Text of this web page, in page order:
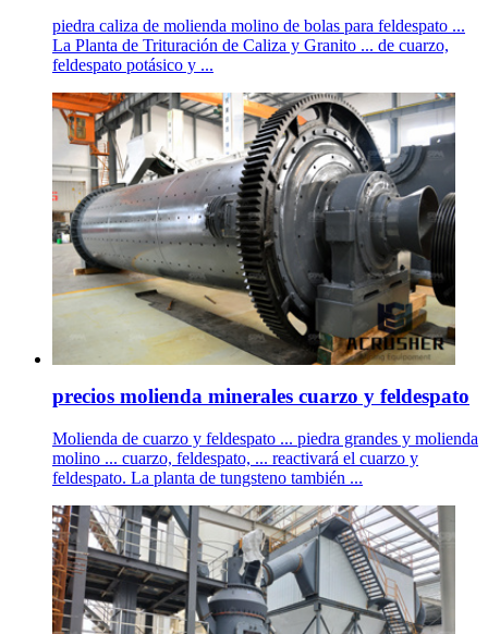
piedra caliza de molienda molino de bolas para feldespato ...
La Planta de Trituración de Caliza y Granito ... de cuarzo,
feldespato potásico y ...
precios molienda minerales cuarzo y feldespato
Molienda de cuarzo y feldespato ... piedra grandes y molienda
molino ... cuarzo, feldespato, ... reactivará el cuarzo y
feldespato. La planta de tungsteno también ...